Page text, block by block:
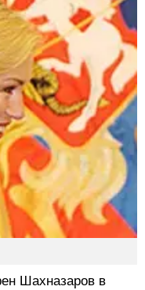
Шахназаров в